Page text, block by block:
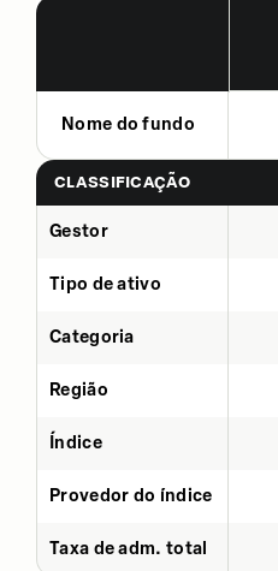
Nome do fundo
CLASSIFICAÇÃO
Gestor
Tipo de ativo
Categoria
Região
Índice
Provedor do índice
Taxa de adm. total